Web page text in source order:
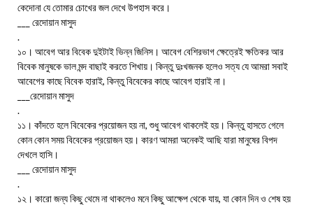
কেদোনা যে তোমার চোখের জল দেখে উপহাস করে।
___ রেদোয়ান মাসুদ
.
১০। আবেগ আর বিবেক দুইটাই ভিন্ন জিনিস। আবেগ বেশিরভাগ ক্ষেত্রেই ক্ষতিকর আর
বিবেক মানুষকে ভাল মন্দ বাছাই করতে শিখায়। কিন্তু দুঃখজনক হলেও সত্য যে আমরা সবাই
আবেগের কাছে বিবেক হারাই, কিন্তু বিবেকের কাছে আবেগ হারাই না।
___রেদোয়ান মাসুদ
.
১১। কাঁদতে হলে বিবেকের প্রয়োজন হয় না, শুধু আবেগ থাকলেই হয়। কিন্তু হাসতে গেলে
কোন কোন সময় বিবেকের প্রয়োজন হয়। কারণ আমরা অনেকই আছি যারা মানুষের বিপদ
দেখলে হাসি।
___ রেদোয়ান মাসুদ
.
১২। কারো জন্য কিছু থেমে না থাকলেও মনে কিছু আক্ষেপ থেকে যায়, যা কোন দিন ও শেষ হয়